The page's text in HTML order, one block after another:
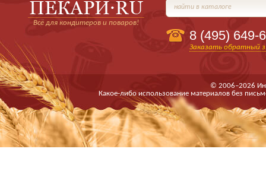
Всё для кондитеров и поваров!
найти в каталоге
8 (495) 649-
Заказать обратный
© 2006–2026
Какое-либо использование материалов без